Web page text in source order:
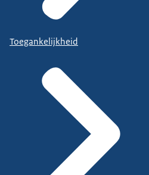
Toegankelijkheid